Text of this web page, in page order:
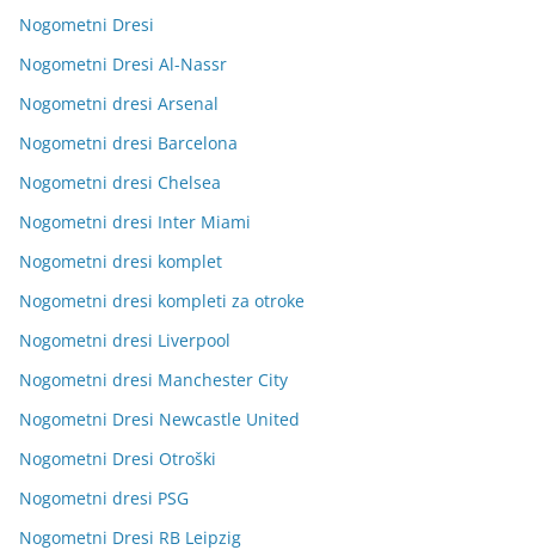
Nogometni Dresi
Nogometni Dresi Al-Nassr
Nogometni dresi Arsenal
Nogometni dresi Barcelona
Nogometni dresi Chelsea
Nogometni dresi Inter Miami
Nogometni dresi komplet
Nogometni dresi kompleti za otroke
Nogometni dresi Liverpool
Nogometni dresi Manchester City
Nogometni Dresi Newcastle United
Nogometni Dresi Otroški
Nogometni dresi PSG
Nogometni Dresi RB Leipzig